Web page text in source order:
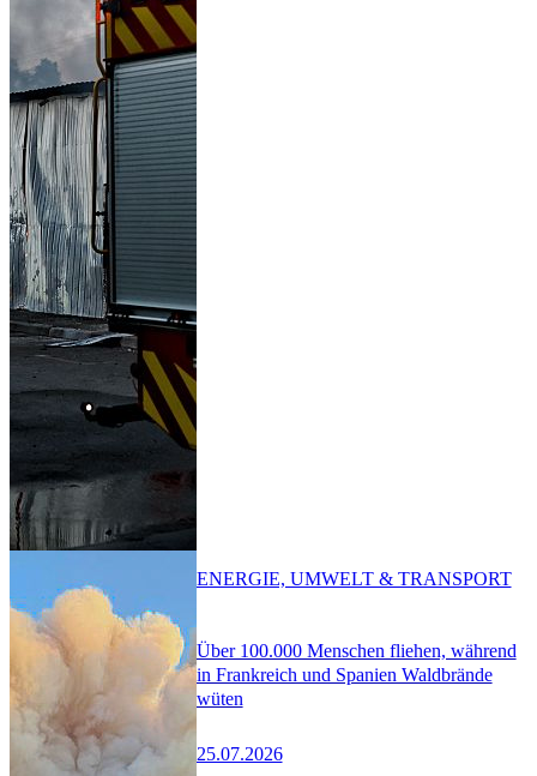
Über 100.000 Menschen fliehen, während
in Frankreich und Spanien Waldbrände
wüten
25.07.2026
ENERGIE, UMWELT & TRANSPORT